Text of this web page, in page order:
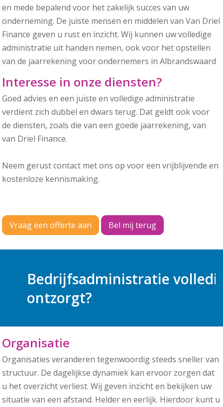
en mede bepalend voor het zakelijk succes van uw
onderneming. De juiste mensen en middelen van Van Driel
Finance geven u rust en inzicht. Wij kunnen uw volledige
administratie uit handen nemen, ook voor het opstellen
van de jaarrekening voor ondernemers in Albrandswaard
Interesse in onze diensten?
Goed advies en een juiste en volledige administratie
verdient zich dubbel en dwars terug. Dat geldt ook voor
de diensten, zoals die van een goede jaarrekening, van
van Driel Finance.
Neem gerust contact met ons op voor een vrijblijvende en
kostenloze kennismaking.
Vraag een offerte aan Bel mij terug
Bedrijfsadministratie
ontzorgt?
Organisatie
Organisaties veranderen tegenwoordig steeds sneller van
structuur. De dagelijkse dynamiek kan ervoor zorgen dat
u het overzicht verliest. Wij geven inzicht en bekijken uw
situatie van een afstand. Helder en eerlijk. Hierdoor kunt u